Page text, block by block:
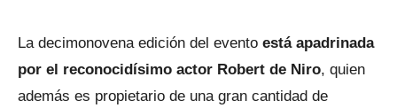
La decimonovena edición del evento está apadrinada
por el reconocidísimo actor Robert de Niro, quien
además es propietario de una gran cantidad de